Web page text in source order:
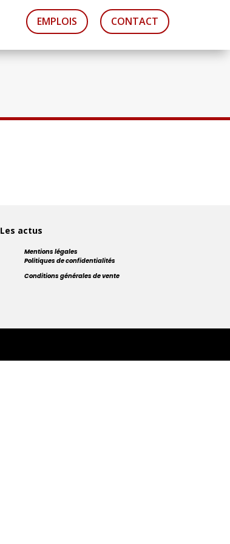
EMPLOIS CONTACT
Les actus
Mentions légales
Politiques de confidentialités
Conditions générales de vente